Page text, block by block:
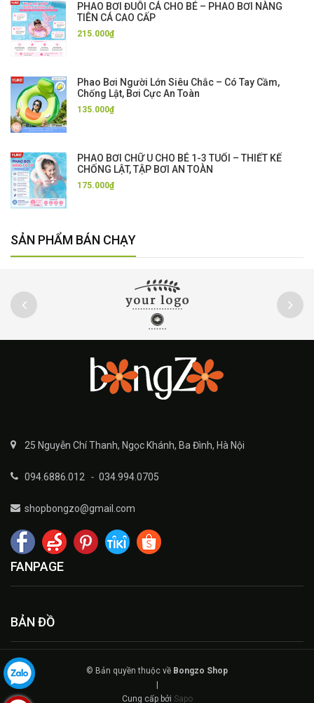
PHAO BƠI ĐUÔI CÁ CHO BÉ – PHAO BƠI NÀNG
TIÊN CÁ CAO CẤP
215.000₫
Phao Bơi Người Lớn Siêu Chắc – Có Tay Cầm,
Chống Lật, Bơi Cực An Toàn
135.000₫
PHAO BƠI CHỮ U CHO BÉ 1-3 TUỔI – THIẾT KẾ
CHỐNG LẬT, TẬP BƠI AN TOÀN
175.000₫
SẢN PHẨM BÁN CHẠY
25 Nguyễn Chí Thanh, Ngọc Khánh, Ba Đình, Hà Nội
094.6886.012 - 034.994.0705
shopbongzo@gmail.com
FANPAGE
BẢN ĐỒ
© Bản quyền thuộc về Bongzo Shop
Cung cấp bởi Sapo